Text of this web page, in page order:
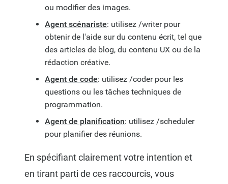
ou modifier des images.
Agent scénariste: utilisez /writer pour
obtenir de l'aide sur du contenu écrit, tel que
des articles de blog, du contenu UX ou de la
rédaction créative.
Agent de code: utilisez /coder pour les
questions ou les tâches techniques de
programmation.
Agent de planification: utilisez /scheduler
pour planifier des réunions.
En spécifiant clairement votre intention et
en tirant parti de ces raccourcis, vous